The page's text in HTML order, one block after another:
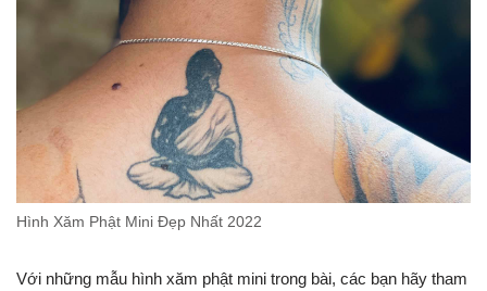
Hình Xăm Phật Mini Đẹp Nhất 2022
Với những mẫu hình xăm phật mini trong bài, các bạn hãy tham